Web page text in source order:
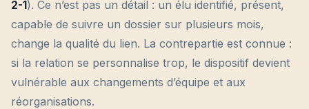
2-1). Ce n’est pas un détail : un élu identifié, présent,
capable de suivre un dossier sur plusieurs mois,
change la qualité du lien. La contrepartie est connue :
si la relation se personnalise trop, le dispositif devient
vulnérable aux changements d’équipe et aux
réorganisations.